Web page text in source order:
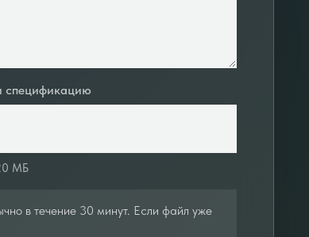
спецификацию
МБ
в течение 30 минут. Если файл уже